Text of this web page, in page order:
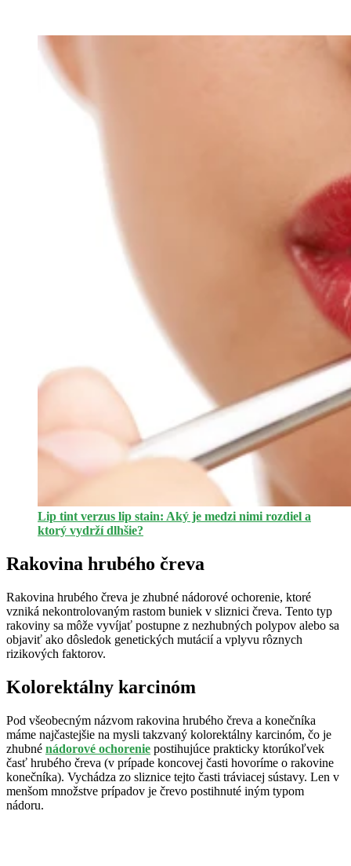
Lip tint verzus lip stain: Aký je medzi nimi rozdiel a
ktorý vydrží dlhšie?
Rakovina hrubého čreva
Rakovina hrubého čreva je zhubné nádorové ochorenie, ktoré
vzniká nekontrolovaným rastom buniek v sliznici čreva. Tento typ
rakoviny sa môže vyvíjať postupne z nezhubných polypov alebo sa
objaviť ako dôsledok genetických mutácií a vplyvu rôznych
rizikových faktorov.
Kolorektálny karcinóm
Pod všeobecným názvom rakovina hrubého čreva a konečníka
máme najčastejšie na mysli takzvaný kolorektálny karcinóm, čo je
zhubné nádorové ochorenie postihujúce prakticky ktorúkoľvek
časť hrubého čreva (v prípade koncovej časti hovoríme o rakovine
konečníka). Vychádza zo sliznice tejto časti tráviacej sústavy. Len v
menšom množstve prípadov je črevo postihnuté iným typom
nádoru.